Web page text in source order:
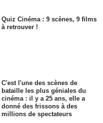
Quiz Cinéma : 9 scènes, 9 films
à retrouver !
C'est l'une des scènes de
bataille les plus géniales du
cinéma : il y a 25 ans, elle a
donné des frissons à des
millions de spectateurs